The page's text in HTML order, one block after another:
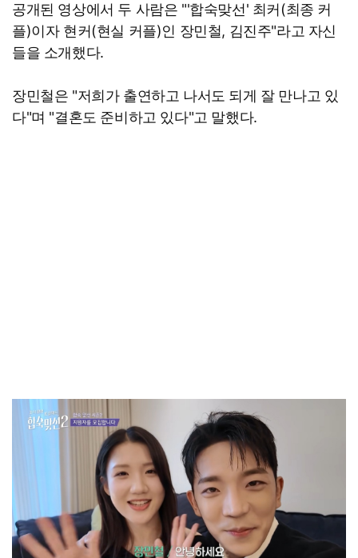
공개된 영상에서 두 사람은 "'합숙맞선' 최커(최종 커
플)이자 현커(현실 커플)인 장민철, 김진주"라고 자신
들을 소개했다.
장민철은 "저희가 출연하고 나서도 되게 잘 만나고 있
다"며 "결혼도 준비하고 있다"고 말했다.